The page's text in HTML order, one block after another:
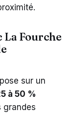
La Fourche
sur un
à 50 %
grandes